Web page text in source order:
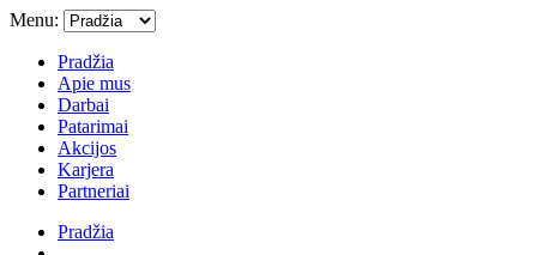
Menu:
Pradžia
Apie mus
Darbai
Patarimai
Akcijos
Karjera
Partneriai
Pradžia